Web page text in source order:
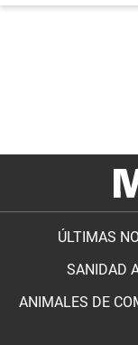
ÚLTIMAS
SANIDAD
ANIMALES DE